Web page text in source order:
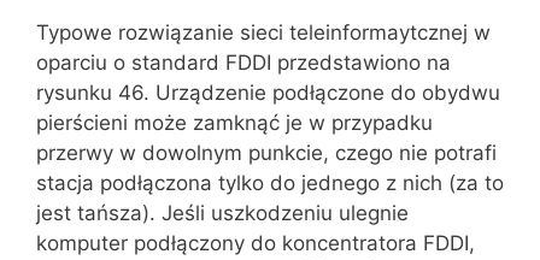
Typowe rozwiązanie sieci teleinformaytcznej w
oparciu o standard FDDI przedstawiono na
rysunku 46. Urządzenie podłączone do obydwu
pierścieni może zamknąć je w przypadku
przerwy w dowolnym punkcie, czego nie potrafi
stacja podłączo‌na tylko do jednego z nich (za to
jest tańsza). Jeśli uszkodzeniu ulegnie
komputer podłączony do koncentratora FDDI,